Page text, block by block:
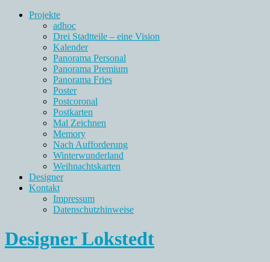
Projekte
adhoc
Drei Stadtteile – eine Vision
Kalender
Panorama Personal
Panorama Premium
Panorama Fries
Poster
Postcoronal
Postkarten
Mal Zeichnen
Memory
Nach Aufforderung
Winterwunderland
Weihnachtskarten
Designer
Kontakt
Impressum
Datenschutzhinweise
Designer Lokstedt